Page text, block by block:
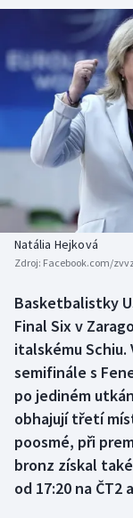
DALŠÍ SPORTY
Americký fotbal
Baseball a softbal
Basketbal
Biatlon
Boby a skeleton
Box
Curling
Dostihy
Florbal
Futsal
NEPŘEHLÉDNĚTE
Soutěže
Historické
Aplikace ČT sport
AZ kvíz
Natália Hejková
Zdroj: Facebook.com/
Basketbalistky
Final Six v
italskému
semifinále s
po jediném
obhajují třetí
poosmé, při
bronz získal
od 17:20 na ČT2